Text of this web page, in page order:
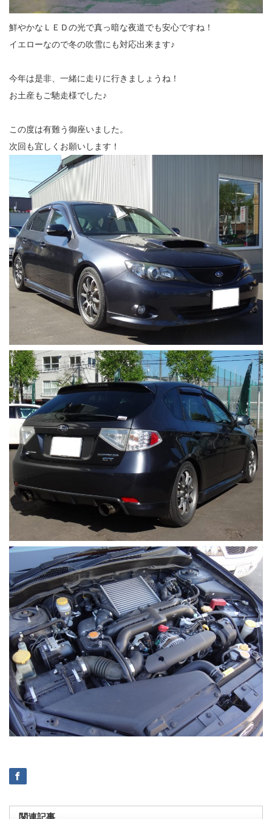
鮮やかなＬＥＤの光で真っ暗な夜道でも安心ですね！
イエローなので冬の吹雪にも対応出来ます♪
今年は是非、一緒に走りに行きましょうね！
お土産もご馳走様でした♪
この度は有難う御座いました。
次回も宜しくお願いします！
関連記事